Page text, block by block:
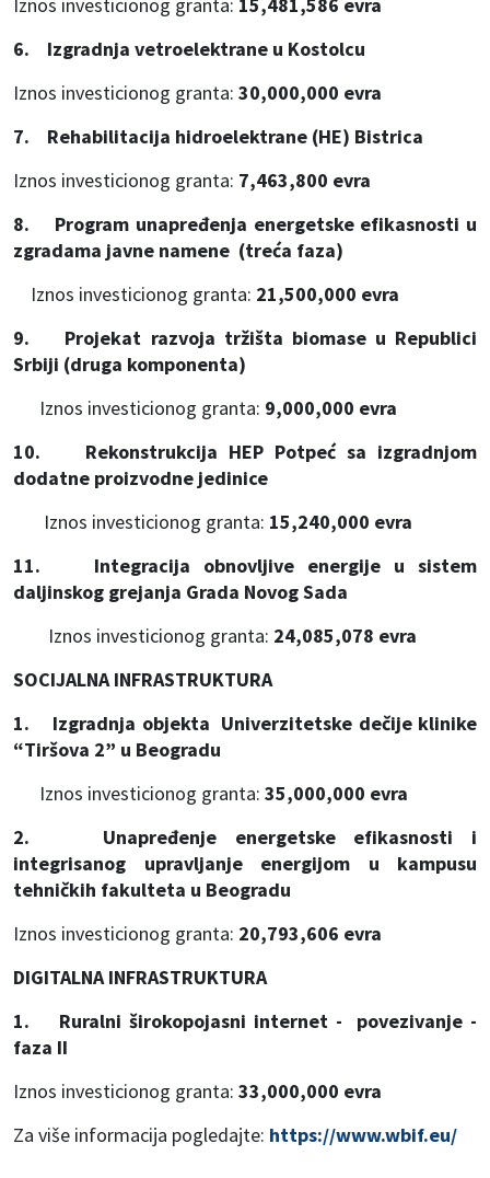
6. Izgradnja vetroelektrane u Kostolcu
Iznos investicionog granta: 30,000,000 evra
7. Rehabilitacija hidroelektrane (HE) Bistrica
Iznos investicionog granta: 7,463,800 evra
8. Program unapređenja energetske efikasnosti u
zgradama javne namene (treća faza)
Iznos investicionog granta: 21,500,000 evra
9. Projekat razvoja tržišta biomase u Republici
Srbiji (druga komponenta)
Iznos investicionog granta: 9,000,000 evra
10. Rekonstrukcija HEP Potpeć sa izgradnjom
dodatne proizvodne jedinice
Iznos investicionog granta: 15,240,000 evra
11. Integracija obnovljive energije u sistem
daljinskog grejanja Grada Novog Sada
Iznos investicionog granta: 24,085,078 evra
SOCIJALNA INFRASTRUKTURA
1. Izgradnja objekta Univerzitetske dečije klinike
“Tiršova 2” u Beogradu
Iznos investicionog granta: 35,000,000 evra
2. Unapređenje energetske efikasnosti i
integrisanog upravljanje energijom u kampusu
tehničkih fakulteta u Beogradu
Iznos investicionog granta: 20,793,606 evra
DIGITALNA INFRASTRUKTURA
1. Ruralni širokopojasni internet - povezivanje -
faza II
Iznos investicionog granta: 33,000,000 evra
Za više informacija pogledajte: https://www.wbif.eu/